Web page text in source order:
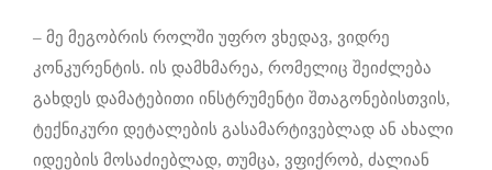
– მე მეგობრის როლში უფრო ვხედავ, ვიდრე
კონკურენტის. ის დამხმარეა, რომელიც შეიძლება
გახდეს დამატებითი ინსტრუმენტი შთაგონებისთვის,
ტექნიკური დეტალების გასამარტივებლად ან ახალი
იდეების მოსაძიებლად, თუმცა, ვფიქრობ, ძალიან